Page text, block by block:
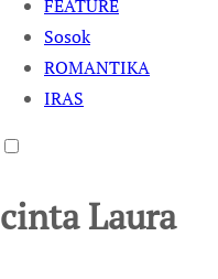
FEATURE
Sosok
ROMANTIKA
IRAS
cinta Laura